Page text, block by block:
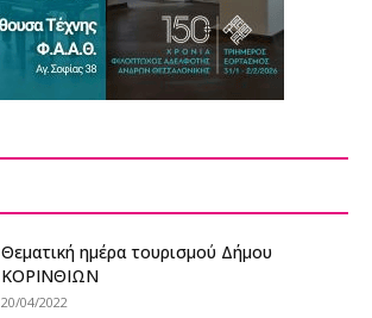
Θεματική ημέρα τουρισμού Δήμου
ΚΟΡΙΝΘΙΩΝ
20/04/2022